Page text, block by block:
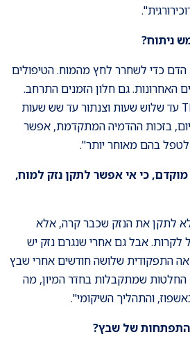
ניתוח?
כדי לשחרר לחץ מהמוח. הטיפולים
האחרונות. גם חלון הזמנים התרחב.
פעם היינו יכולים לתת TPA עד שלוש שעות וצנתור עד שש שעות
בזכות ההדמיה המתקדמת, אפשר
בהם מאוחר יותר".
כי אי אפשר לתקן נזק למוח,
לתקן את הנזק שכבר קרה, אלא
אבל גם אחרי שנגרם נזק יש
התפקודית שלושה חודשים אחרי שבץ
החלטות שמתקבלות בחדר המיון, מה
והתהליך השיקומי".
של שבץ?